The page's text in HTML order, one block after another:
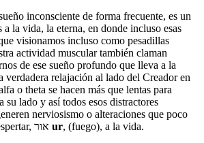
inconsciente de forma frecuente, es un
a la vida, la eterna, en donde incluso esas
visionamos incluso como pesadillas
actividad muscular también claman
de ese sueño profundo que lleva a la
verdadera relajación al lado del Creador en
o theta se hacen más que lentas para
su lado y así todos esos distractores
nerviosismo o alteraciones que poco
ur, (fuego), a la vida.